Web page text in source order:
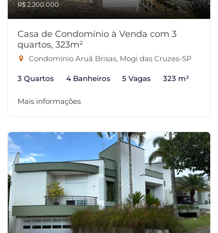
R$ 2.200.000
Casa de Condomínio à Venda com 3
quartos, 323m²
Condomínio Aruã Brisas, Mogi das Cruzes-SP
3 Quartos 4 Banheiros 5 Vagas 323 m²
Mais informações